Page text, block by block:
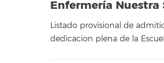
Enfermería Nuestra
Listado provisional de
dedicacion plena de la